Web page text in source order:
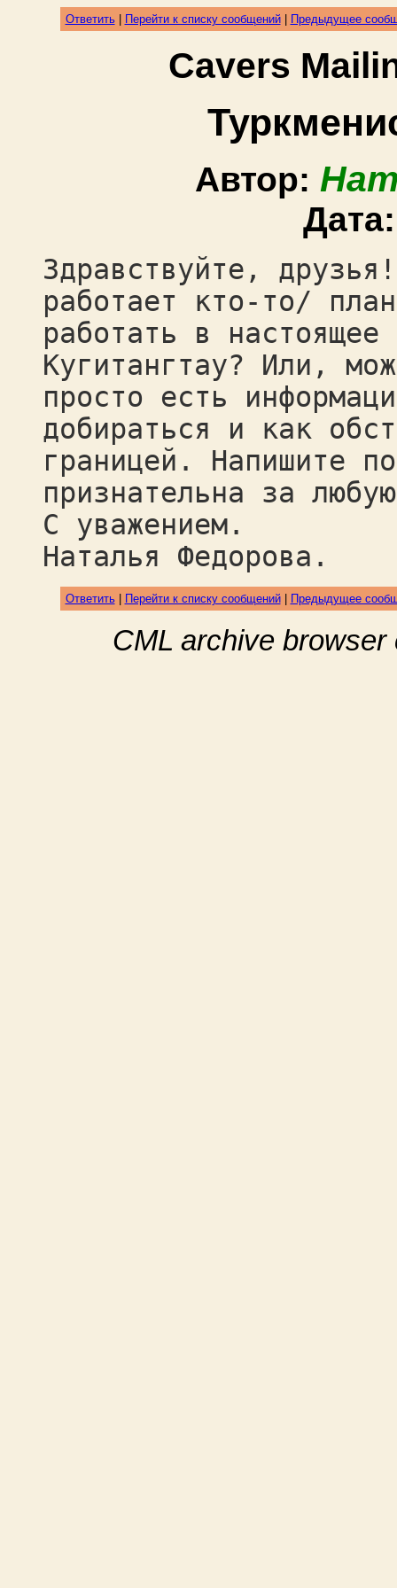
Ответить| Перейти к списку сообщений| Предыдущее
Cavers
Автор:
Здравствуйте,
работает кто-то/
работать в
Кугитангтау? Или,
просто есть
добираться и как
границей. Напишите
признательна за
С уважением.
Наталья Федорова.
Ответить| Перейти к списку сообщений| Предыдущее
CML archive